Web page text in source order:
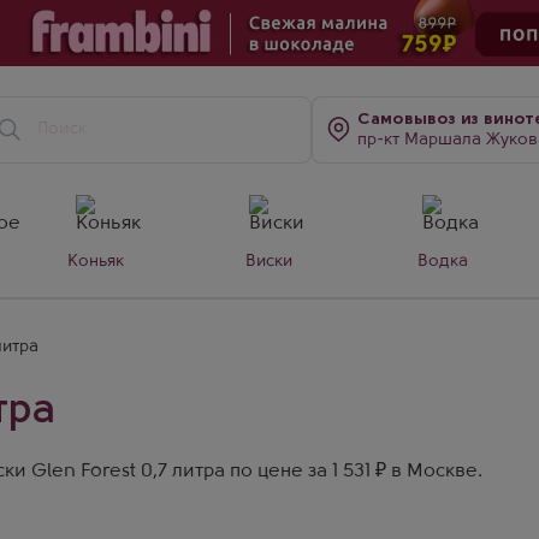
Самовывоз из
пр-кт Маршала Жукова, д.
Коньяк Виски Водка
Glen Forest 0,7 литра по цене за 1 531 ₽ в Москве.